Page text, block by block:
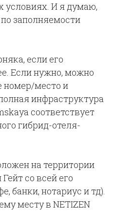
условиях. И я думаю,
заполняемости
если его
Если нужно, можно
номер/место и
инфраструктура
соответствует
гибрид-отеля-
на территории
со всей его
банки, нотариус и тд).
месту в NETIZEN